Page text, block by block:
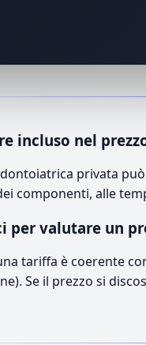
incluso nel
privata
componenti, alle
per valutare un
tariffa è coerente
Se il prezzo si